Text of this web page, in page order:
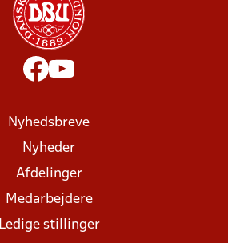
Nyhedsbreve
Nyheder
Afdelinger
Medarbejdere
Ledige stillinger